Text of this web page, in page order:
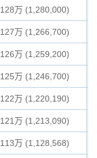
128万 (1,280,000)
127万 (1,266,700)
126万 (1,259,200)
125万 (1,246,700)
122万 (1,220,190)
121万 (1,213,090)
113万 (1,128,568)